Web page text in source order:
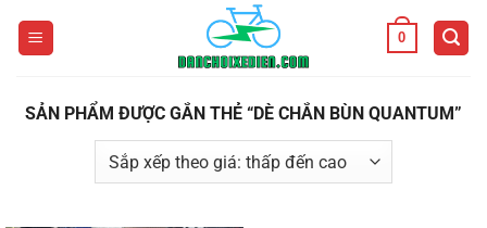
0
SẢN PHẨM ĐƯỢC GẮN THẺ “DÈ CHẮN BÙN QUANTUM”